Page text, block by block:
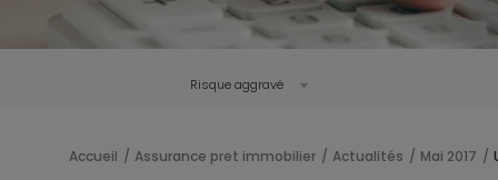
Risque aggravé
Accueil Assurance pret immobilier Actualités Mai 2017